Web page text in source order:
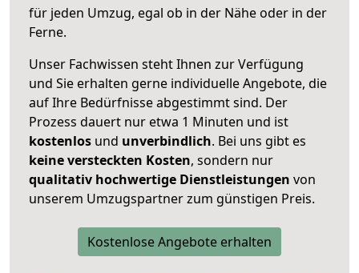
für jeden Umzug, egal ob in der Nähe oder in der
Ferne.
Unser Fachwissen steht Ihnen zur Verfügung
und Sie erhalten gerne individuelle Angebote, die
auf Ihre Bedürfnisse abgestimmt sind. Der
Prozess dauert nur etwa 1 Minuten und ist
kostenlos und unverbindlich. Bei uns gibt es
keine versteckten Kosten, sondern nur
qualitativ hochwertige Dienstleistungen von
unserem Umzugspartner zum günstigen Preis.
Kostenlose Angebote erhalten